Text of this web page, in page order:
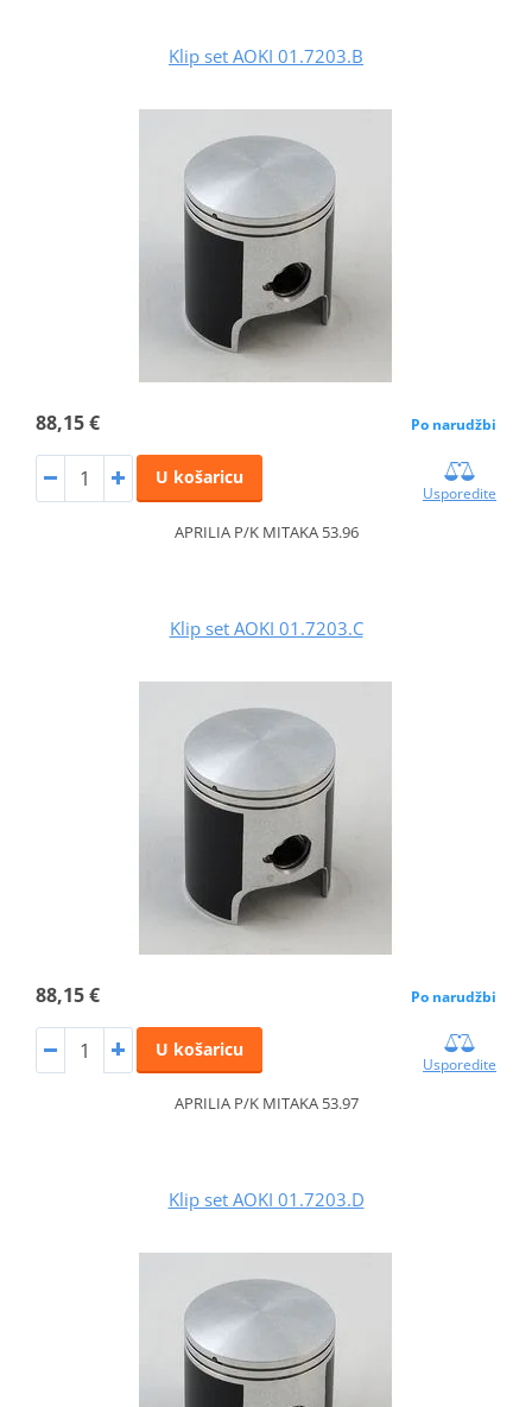
Klip set AOKI 01.7203.B
88,15 € Po narudžbi
U košaricu
Usporedite
APRILIA P/K MITAKA 53.96
Klip set AOKI 01.7203.C
88,15 € Po narudžbi
U košaricu
Usporedite
APRILIA P/K MITAKA 53.97
Klip set AOKI 01.7203.D